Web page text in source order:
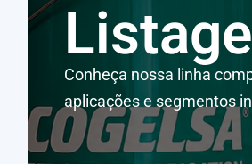
Conheça nossa linha
aplicações e segmentos